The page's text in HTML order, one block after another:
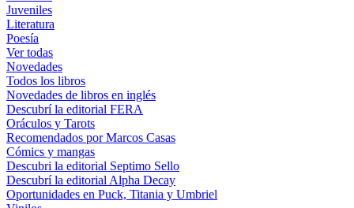
Juveniles
Literatura
Poesía
Ver todas
Novedades
Todos los libros
Novedades de libros en inglés
Descubrí la editorial FERA
Oráculos y Tarots
Recomendados por Marcos Casas
Cómics y mangas
Descubri la editorial Septimo Sello
Descubrí la editorial Alpha Decay
Oportunidades en Puck, Titania y Umbriel